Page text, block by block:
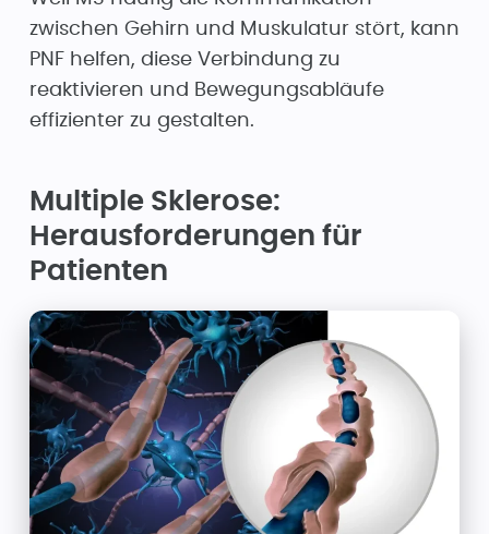
zwischen Gehirn und Muskulatur stört, kann
PNF helfen, diese Verbindung zu
reaktivieren und Bewegungsabläufe
effizienter zu gestalten.
Multiple Sklerose:
Herausforderungen für
Patienten